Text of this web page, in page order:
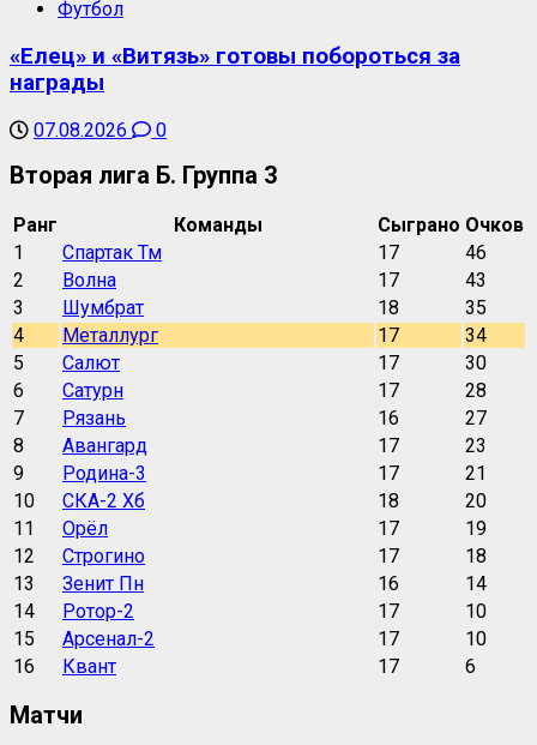
Футбол
«Елец» и «Витязь» готовы побороться за
награды
07.08.2026 0
Вторая лига Б. Группа 3
Ранг Команды Сыграно Очков
1
Спартак Тм 17
46
2
Волна 17
43
3
Шумбрат 18
35
4
Металлург 17
34
5
Салют 17
30
6
Сатурн 17
28
7
Рязань 16
27
8
Авангард 17
23
9
Родина-3 17
21
10
СКА-2 Хб 18
20
11
Орёл 17
19
12
Строгино 17
18
13
Зенит Пн 16
14
14
Ротор-2 17
10
15
Арсенал-2 17
10
16
Квант 17 6
Матчи